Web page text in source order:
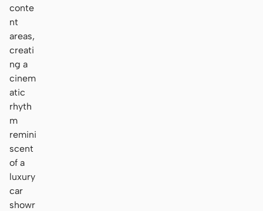
conte
nt
areas,
creati
ng a
cinem
atic
rhyth
m
remini
scent
of a
luxury
car
showr